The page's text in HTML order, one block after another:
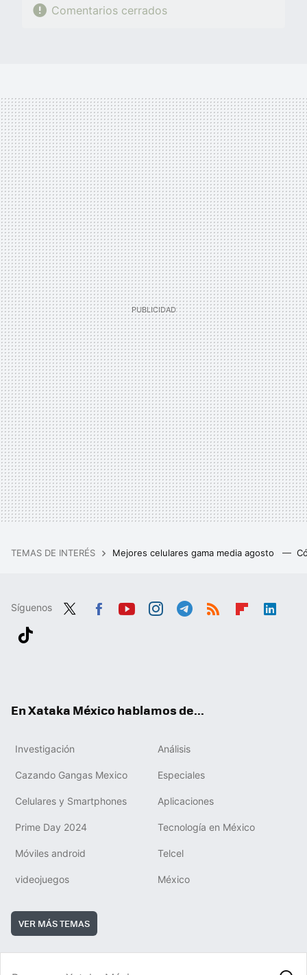
Comentarios cerrados
TEMAS DE INTERÉS Mejores celulares gama media agosto
Síguenos
En Xataka México hablamos de...
Investigación Análisis
Cazando Gangas Mexico Especiales
Celulares y Smartphones Aplicaciones
Prime Day 2024 Tecnología en México
Móviles android Telcel
videojuegos México
VER MÁS TEMAS